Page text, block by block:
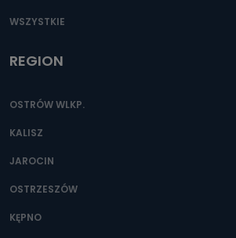
WSZYSTKIE
REGION
OSTRÓW WLKP.
KALISZ
JAROCIN
OSTRZESZÓW
KĘPNO